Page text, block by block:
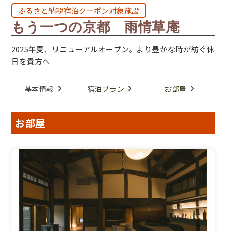
ふるさと納税宿泊クーポン対象施設
もう一つの京都 雨情草庵
2025年夏、リニューアルオープン。より豊かな時が紡ぐ休
日を貴方へ
基本情報 宿泊プラン お部屋
お部屋